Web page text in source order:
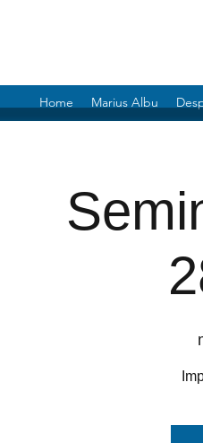
Home Marius Albu